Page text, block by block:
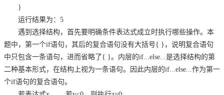
}
运行结果为：5
遇到选择结构，首先要明确条件表达式成立时执行哪些操作。本
题中，第一个if语句，其后的复合语句没有大括号{ }，说明复合语句
中只包含一条语句，进而省略了{ }。内层的if...else...是选择结构的第
二种基本形式，在结构上视为一条语句。因此内层的if...else...作为第一
个if语句的复合语句。